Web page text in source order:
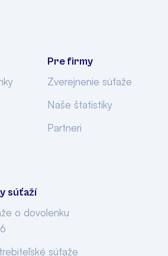
Pre firmy
Zverejnenie súťaže
Naše štatistiky
Partneri
súťaží
o dovolenku
súťaže